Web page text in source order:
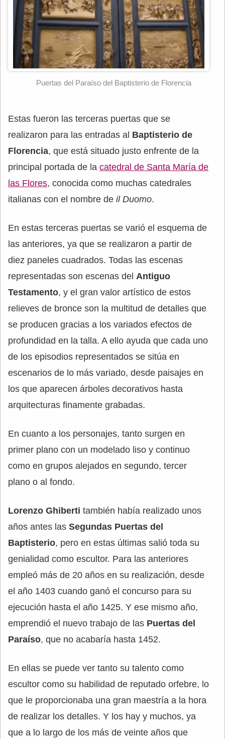
Puertas del Paraíso del Baptisterio de Florencia
Estas fueron las terceras puertas que se
realizaron para las entradas al Baptisterio de
Florencia, que está situado justo enfrente de la
principal portada de la catedral de Santa María de
las Flores, conocida como muchas catedrales
italianas con el nombre de il Duomo.
En estas terceras puertas se varió el esquema de
las anteriores, ya que se realizaron a partir de
diez paneles cuadrados. Todas las escenas
representadas son escenas del Antiguo
Testamento, y el gran valor artístico de estos
relieves de bronce son la multitud de detalles que
se producen gracias a los variados efectos de
profundidad en la talla. A ello ayuda que cada uno
de los episodios representados se sitúa en
escenarios de lo más variado, desde paisajes en
los que aparecen árboles decorativos hasta
arquitecturas finamente grabadas.
En cuanto a los personajes, tanto surgen en
primer plano con un modelado liso y continuo
como en grupos alejados en segundo, tercer
plano o al fondo.
Lorenzo Ghiberti también había realizado unos
años antes las Segundas Puertas del
Baptisterio, pero en estas últimas salió toda su
genialidad como escultor. Para las anteriores
empleó más de 20 años en su realización, desde
el año 1403 cuando ganó el concurso para su
ejecución hasta el año 1425. Y ese mismo año,
emprendió el nuevo trabajo de las Puertas del
Paraíso, que no acabaría hasta 1452.
En ellas se puede ver tanto su talento como
escultor como su habilidad de reputado orfebre, lo
que le proporcionaba una gran maestría a la hora
de realizar los detalles. Y los hay y muchos, ya
que a lo largo de los más de veinte años que